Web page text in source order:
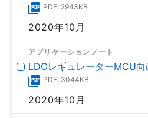
PDF: 2943KB
2020年10月
アプリケーションノート
LDOレギュレーターMCU
PDF: 3044KB
2020年10月